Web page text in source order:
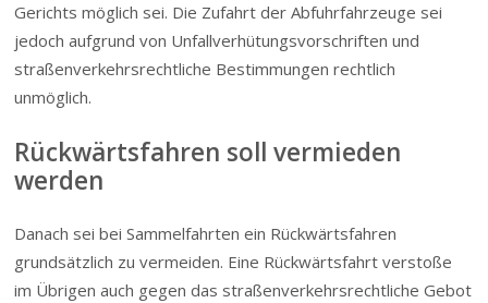
Gerichts möglich sei. Die Zufahrt der Abfuhrfahrzeuge sei
jedoch aufgrund von Unfall­ver­hü­tungs­vor­schriften und
straßen­ver­kehrs­rechtliche Bestimmungen rechtlich
unmöglich.
Rückwärtsfahren soll vermieden
werden
Danach sei bei Sammelfahrten ein Rückwärtsfahren
grundsätzlich zu vermeiden. Eine Rückwärtsfahrt verstoße
im Übrigen auch gegen das straßen­ver­kehrs­rechtliche Gebot